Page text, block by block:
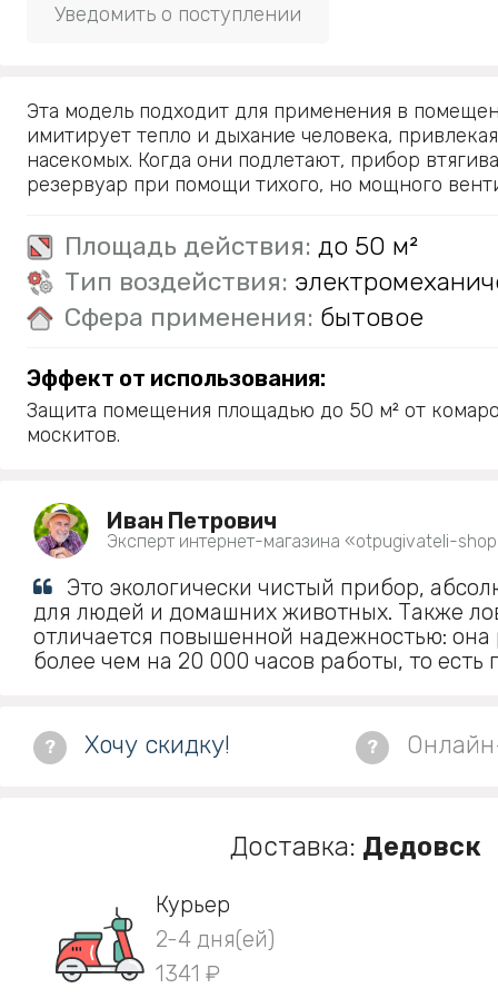
Уведомить о поступлении
Эта модель подходит для применения в
имитирует тепло и дыхание человека,
насекомых. Когда они подлетают, прибор
резервуар при помощи тихого, но мощного
Площадь действия: до 50 м²
Тип воздействия:
Сфера применения: бытовое
Эффект от использования:
Защита помещения площадью до 50 м² от
москитов.
Иван Петрович
Эксперт интернет-магазина «otpugivateli-
Это экологически чистый прибор,
для людей и домашних животных. Также
отличается повышенной надежностью: она
более чем на 20 000 часов работы, то есть
? Хочу скидку! ?
Доставка: Дедовск
Курьер
2-4 дня(ей)
1341 ₽